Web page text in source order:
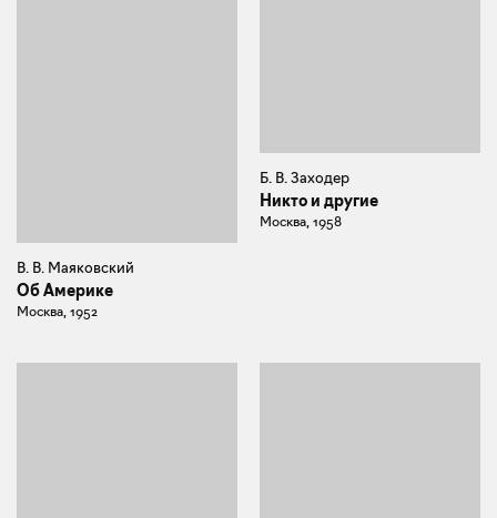
В. В. Маяковский
Об Америке
Москва, 1952
Б. В. Заходер
Никто и другие
Москва, 1958